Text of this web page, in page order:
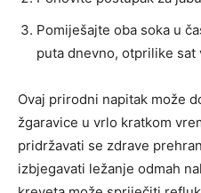
Pomiješajte oba soka u
puta dnevno, otprilike
Ovaj prirodni napitak može
žgaravice u vrlo kratkom
pridržavati se zdrave
izbjegavati ležanje odmah